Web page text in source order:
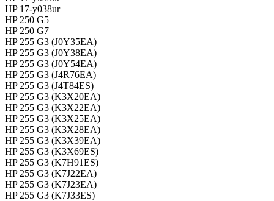
HP 17-y038ur
HP 250 G5
HP 250 G7
HP 255 G3 (J0Y35EA)
HP 255 G3 (J0Y38EA)
HP 255 G3 (J0Y54EA)
HP 255 G3 (J4R76EA)
HP 255 G3 (J4T84ES)
HP 255 G3 (K3X20EA)
HP 255 G3 (K3X22EA)
HP 255 G3 (K3X25EA)
HP 255 G3 (K3X28EA)
HP 255 G3 (K3X39EA)
HP 255 G3 (K3X69ES)
HP 255 G3 (K7H91ES)
HP 255 G3 (K7J22EA)
HP 255 G3 (K7J23EA)
HP 255 G3 (K7J33ES)